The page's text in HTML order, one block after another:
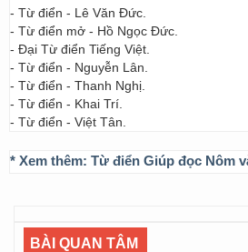
- Từ điển - Lê Văn Đức.
- Từ điển mở - Hồ Ngọc Đức.
- Đại Từ điển Tiếng Việt.
- Từ điển - Nguyễn Lân.
- Từ điển - Thanh Nghị.
- Từ điển - Khai Trí.
- Từ điển - Việt Tân.
* Xem thêm: Từ điển Giúp đọc Nôm
BÀI QUAN TÂM